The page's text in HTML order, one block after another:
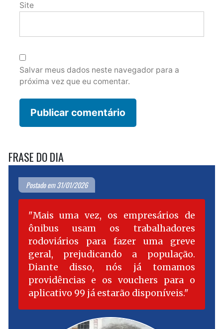
Site
Salvar meus dados neste navegador para a
próxima vez que eu comentar.
FRASE DO DIA
Postado em 31/01/2026
Mais uma vez, os empresários de
ônibus usam os trabalhadores
rodoviários para fazer uma greve
geral, prejudicando a população.
Diante disso, nós já tomamos
providências e os vouchers para o
aplicativo 99 já estarão disponíveis.